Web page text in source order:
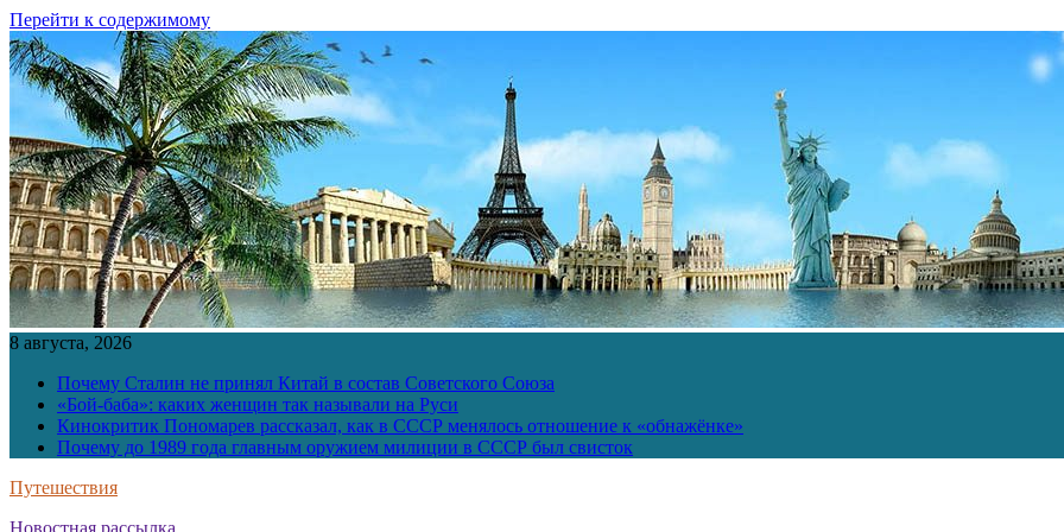
Перейти к содержимому
8 августа, 2026
Почему Сталин не принял Китай в состав Советского Союза
«Бой-баба»: каких женщин так называли на Руси
Кинокритик Пономарев рассказал, как в СССР менялось отношение к «обнажёнке»
Почему до 1989 года главным оружием милиции в СССР был свисток
Путешествия
Новостная рассылка